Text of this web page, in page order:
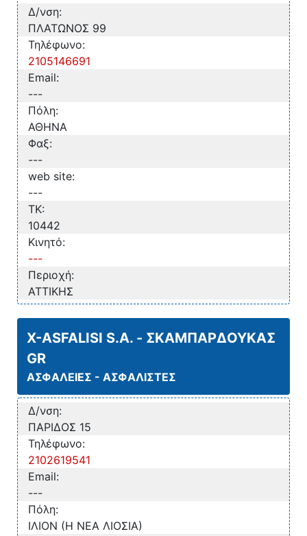
Δ/νση:
ΠΛΑΤΩΝΟΣ 99
Τηλέφωνο:
2105146691
Email:
---
Πόλη:
ΑΘΗΝΑ
Φαξ:
---
web site:
---
TK:
10442
Κινητό:
---
Περιοχή:
ΑΤΤΙΚΗΣ
X-ASFALISI S.A. - ΣΚΑΜΠΑΡΔΟΥΚΑΣ
GR
ΑΣΦΑΛΕΙΕΣ - ΑΣΦΑΛΙΣΤΕΣ
Δ/νση:
ΠΑΡΙΔΟΣ 15
Τηλέφωνο:
2102619541
Email:
---
Πόλη:
ΙΛΙΟΝ (Η ΝΕΑ ΛΙΟΣΙΑ)